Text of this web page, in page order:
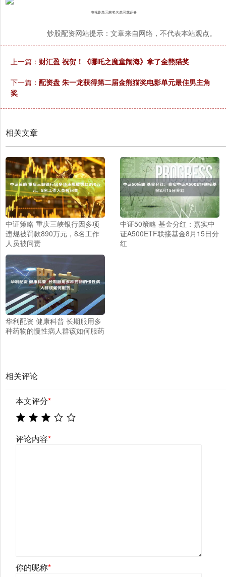
电视剧单元获奖名单同花证券
炒股配资网站提示：文章来自网络，不代表本站观点。
上一篇： 财汇盈 祝贺！《哪吒之魔童闹海》拿了金熊猫奖
下一篇： 配资盘 朱一龙获得第二届金熊猫奖电影单元最佳男主角
奖
相关文章
中证策略 重庆三峡银行因多项
违规被罚款890万元，8名工作
人员被问责
中证50策略 基金分红：嘉实中
证A500ETF联接基金8月15日分
红
华利配资 健康科普 长期服用多
种药物的慢性病人群该如何服药
相关评论
本文评分*
评论内容*
你的昵称*